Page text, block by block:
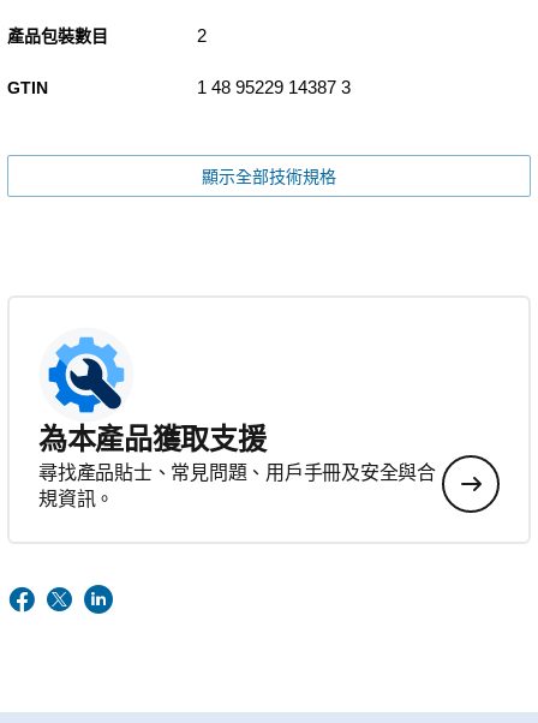
產品包裝數目 2
GTIN 1 48 95229 14387 3
顯示全部技術規格
為本產品獲取支援
尋找產品貼士、常見問題、用戶手冊及安全與合
規資訊。